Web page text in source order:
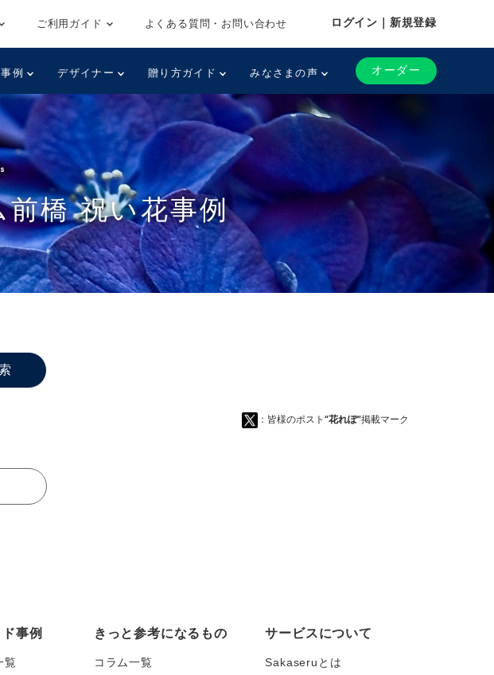
ご利用ガイド よくある質問・お問い合わせ ログイン｜新規登録
事例 デザイナー 贈り方ガイド みなさまの声 オーダー
橋 祝い花事例
：皆様のポスト “花れぽ”掲載マーク
事例
覧
きっと参考になるもの
コラム一覧
サービスについて
Sakaseruとは